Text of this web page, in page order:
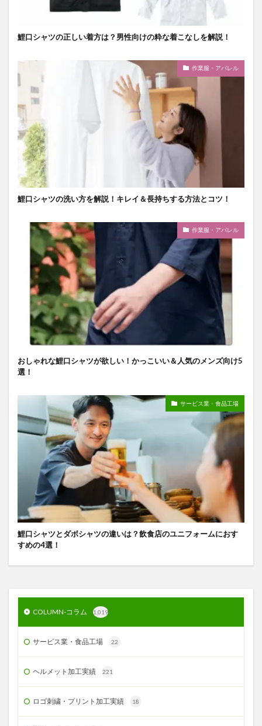
鯉口シャツの正しい着方は？男性向けの粋な着こなしを解説！
作業服・アパレル
鯉口シャツの洗い方を解説！キレイ＆長持ちする方法とコツ！
作業服・アパレル
おしゃれな鯉口シャツが欲しい！かっこいい＆人気のメンズ向け5
選！
サービス業・食品工場
鯉口シャツとダボシャツの違いは？飲食店のユニフォームにおす
すめの4選！
COLUMN-コラム 1,019
サービス業・食品工場 22
ヘルメット加工実績 221
ロゴ刺繍・プリント加工実績 18